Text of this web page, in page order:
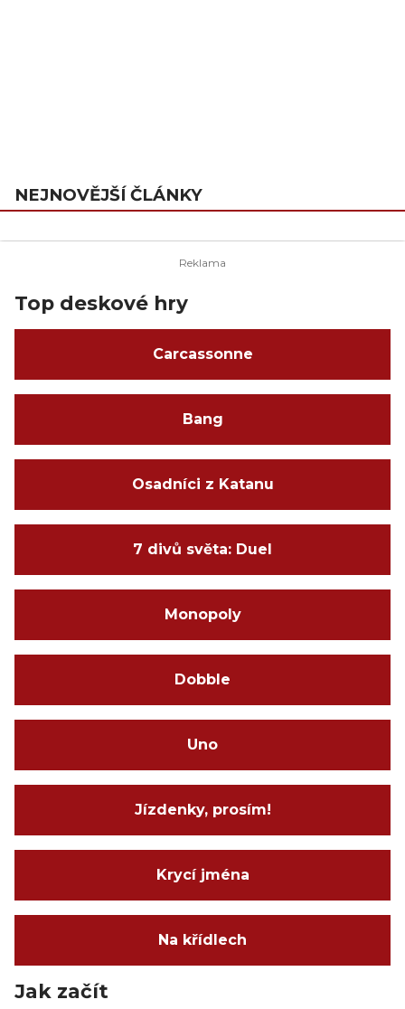
NEJNOVĚJŠÍ ČLÁNKY
Top deskové hry
Carcassonne
Bang
Osadníci z Katanu
7 divů světa: Duel
Monopoly
Dobble
Uno
Jízdenky, prosím!
Krycí jména
Na křídlech
Jak začít